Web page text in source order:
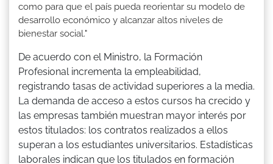
como para que el país pueda reorientar su modelo de
desarrollo económico y alcanzar altos niveles de
bienestar social."
De acuerdo con el Ministro, la Formación
Profesional incrementa la empleabilidad,
registrando tasas de actividad superiores a la media.
La demanda de acceso a estos cursos ha crecido y
las empresas también muestran mayor interés por
estos titulados: los contratos realizados a ellos
superan a los estudiantes universitarios. Estadísticas
laborales indican que los titulados en formación